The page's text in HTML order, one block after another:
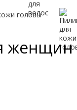
головы
женщин